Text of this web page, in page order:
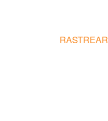
RASTREAR